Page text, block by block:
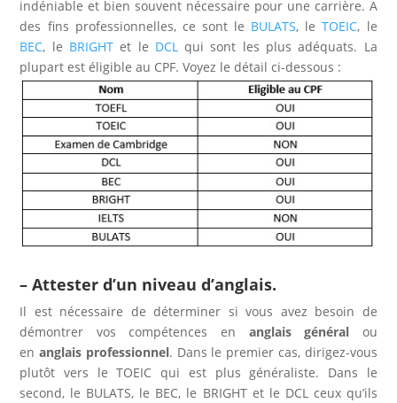
indéniable et bien souvent nécessaire pour une carrière. A
des fins professionnelles, ce sont le BULATS, leTOEIC, le
BEC, le BRIGHT et le DCLqui sont les plus adéquats. La
plupart est éligible au CPF. Voyez le détail ci-dessous :
– Attester d’un niveau d’anglais.
Il est nécessaire de déterminer si vous avez besoin de
démontrer vos compétences en anglais général ou
enanglais professionnel. Dans le premier cas, dirigez-vous
plutôt vers le TOEIC qui est plus généraliste. Dans le
second, le BULATS, le BEC, le BRIGHT et le DCL ceux qu’ils